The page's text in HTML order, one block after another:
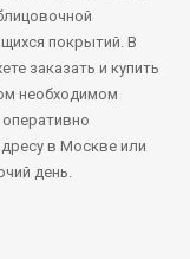
покрытий. В
заказать и купить
необходимом
в Москве или
день.